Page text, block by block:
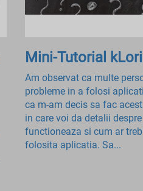
Mini-Tutorial
Am observat ca multe
probleme in a folosi
ca m-am decis sa fac
in care voi da detalii
functioneaza si cum ar
folosita aplicatia. Sa...